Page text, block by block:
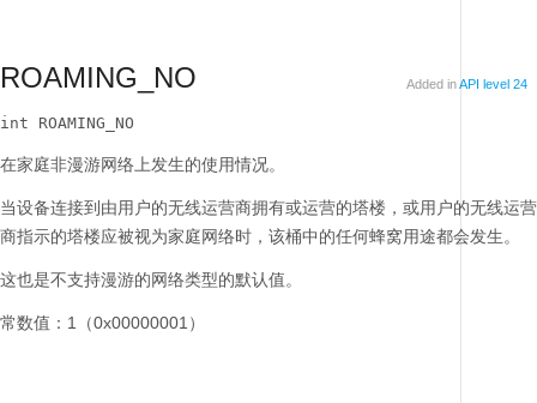
ROAMING_NO Added inAPI level 24
int ROAMING_NO
在家庭非漫游网络上发生的使用情况。
当设备连接到由用户的无线运营商拥有或运营的塔楼，或用户的无线运营
商指示的塔楼应被视为家庭网络时，该桶中的任何蜂窝用途都会发生。
这也是不支持漫游的网络类型的默认值。
常数值：1（0x00000001）